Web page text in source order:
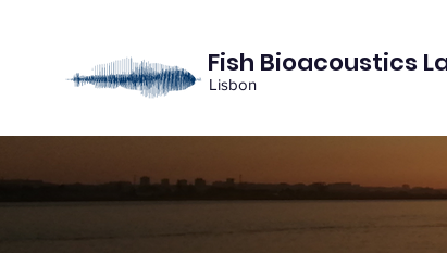
Fish Bioacoustics
Lisbon